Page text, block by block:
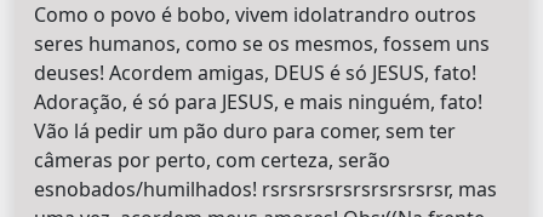
Como o povo é bobo, vivem idolatrandro outros
seres humanos, como se os mesmos, fossem uns
deuses! Acordem amigas, DEUS é só JESUS, fato!
Adoração, é só para JESUS, e mais ninguém, fato!
Vão lá pedir um pão duro para comer, sem ter
câmeras por perto, com certeza, serão
esnobados/humilhados! rsrsrsrsrsrsrsrsrsrsr, mas